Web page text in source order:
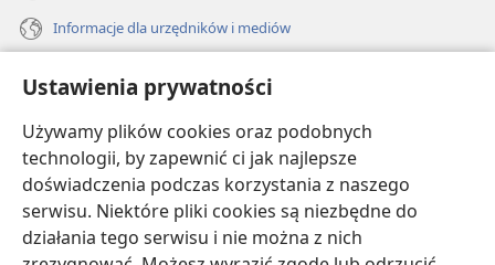
Ustawienia prywatności
Używamy plików cookies oraz podobnych
technologii, by zapewnić ci jak najlepsze
doświadczenia podczas korzystania z naszego
serwisu. Niektóre pliki cookies są niezbędne do
działania tego serwisu i nie można z nich
Informacje dla urzędników i mediów
Darowizny
(opens
new
window)BIBLIOTEKA INTERNETOWA Strażnicy
(opens
new
window)JW Hub
(opens